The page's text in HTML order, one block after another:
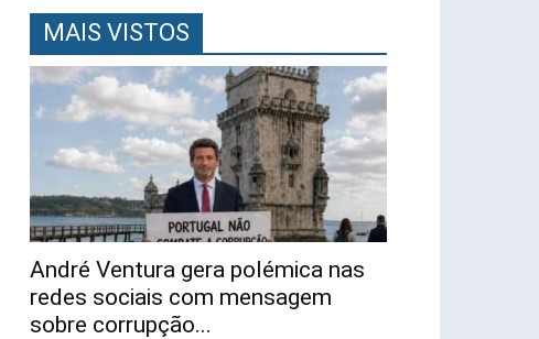
MAIS VISTOS
André Ventura gera polémica nas
redes sociais com mensagem
sobre corrupção...